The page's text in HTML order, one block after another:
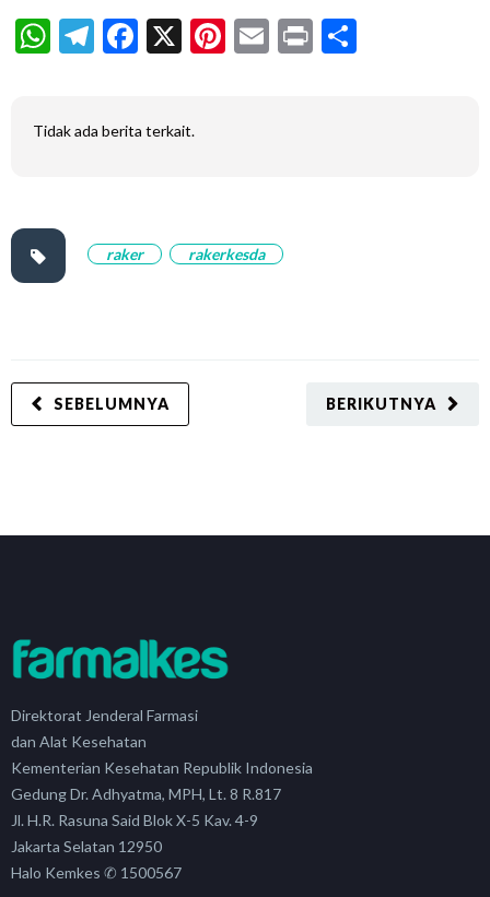
WhatsApp
Telegram
Facebook
X Pinterest
Email
Print
Tidak ada berita terkait.
raker rakerkesda
BERIKUTNYA
SEBELUMNYA
Direktorat Jenderal Farmasi
dan Alat Kesehatan
Kementerian Kesehatan Republik Indonesia
Gedung Dr. Adhyatma, MPH, Lt. 8 R.817
Jl. H.R. Rasuna Said Blok X-5 Kav. 4-9
Jakarta Selatan 12950
Halo Kemkes ✆ 1500567